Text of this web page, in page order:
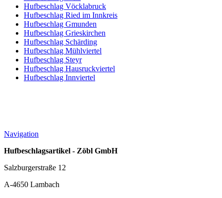
Hufbeschlag Vöcklabruck
Hufbeschlag Ried im Innkreis
Hufbeschlag Gmunden
Hufbeschlag Grieskirchen
Hufbeschlag Schärding
Hufbeschlag Mühlviertel
Hufbeschlag Steyr
Hufbeschlag Hausruckviertel
Hufbeschlag Innviertel
Navigation
Hufbeschlagsartikel - Zöbl GmbH
Salzburgerstraße 12
A-4650 Lambach